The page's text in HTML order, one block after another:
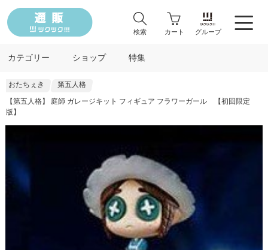
検索 カート グループ
カテゴリー ショップ 特集
おたちぇき
第五人格
【第五人格】 庭師 ガレージキット フィギュア フラワーガール 【初回限定
版】